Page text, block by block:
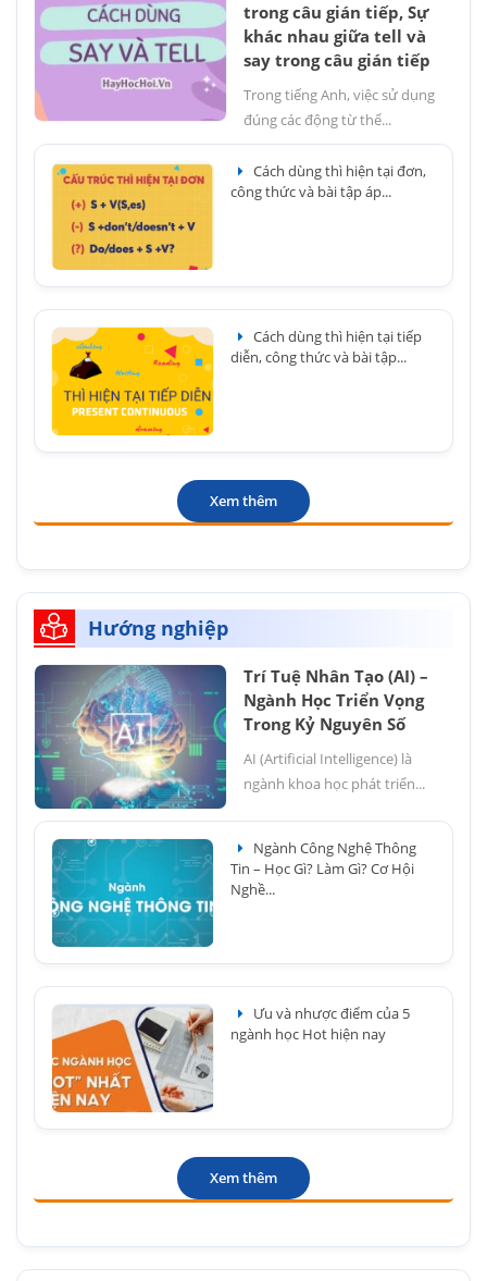
trong câu gián tiếp, Sự
khác nhau giữa tell và
say trong câu gián tiếp
Trong tiếng Anh, việc sử dụng
đúng các động từ thể...
Cách dùng thì hiện tại đơn,
công thức và bài tập áp...
Cách dùng thì hiện tại tiếp
diễn, công thức và bài tập...
Xem thêm
Hướng nghiệp
Trí Tuệ Nhân Tạo (AI) –
Ngành Học Triển Vọng
Trong Kỷ Nguyên Số
AI (Artificial Intelligence) là
ngành khoa học phát triển...
Ngành Công Nghệ Thông
Tin – Học Gì? Làm Gì? Cơ Hội
Nghề...
Ưu và nhược điểm của 5
ngành học Hot hiện nay
Xem thêm